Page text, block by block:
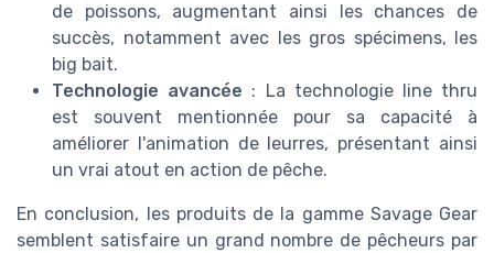
de poissons, augmentant ainsi les chances de
succès, notamment avec les gros spécimens, les
big bait.
Technologie avancée : La technologie line thru
est souvent mentionnée pour sa capacité à
améliorer l'animation de leurres, présentant ainsi
un vrai atout en action de pêche.
En conclusion, les produits de la gamme Savage Gear
semblent satisfaire un grand nombre de pêcheurs par